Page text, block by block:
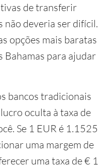
de transferir
não deveria ser difícil.
opções mais baratas
Bahamas para ajudar
bancos tradicionais
oculta à taxa de
Se 1 EUR é 1.1525
uma margem de
uma taxa de € 1